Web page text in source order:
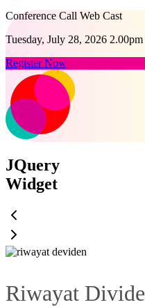
Conference Call Web Cast
Tuesday, July 28, 2026
Register Now
JQuery
Widget
Riwayat